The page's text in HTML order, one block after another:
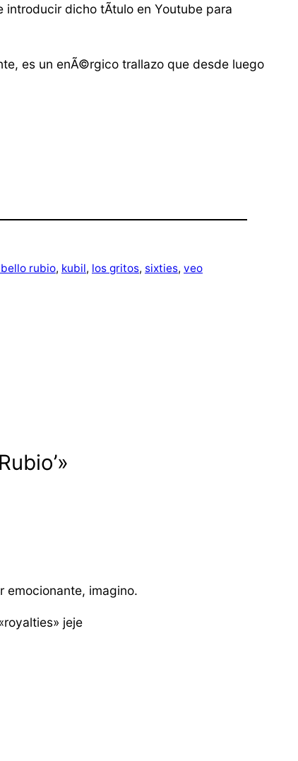
introducir dicho tÃ­tulo en Youtube para
es un enÃ©rgico trallazo que desde luego
rubio, kubil, los gritos, sixties, veo
emocionante, imagino.
jeje